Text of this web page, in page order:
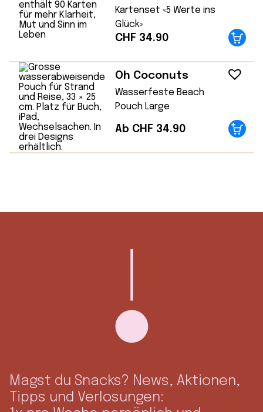
Kartenset «5 Werte ins
Glück»
CHF 34.90
Oh Coconuts
Wasserfeste Beach
Pouch Large
Ab CHF 34.90
Magst du Snacks? News, Aktionen,
Tipps und Verlosungen: